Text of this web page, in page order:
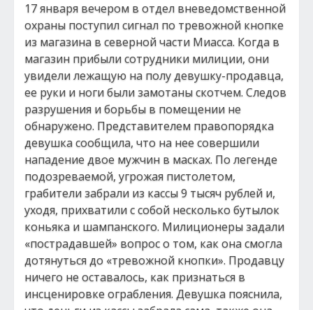
17 января вечером в отдел вневедомственной
охраны поступил сигнал по тревожной кнопке
из магазина в северной части Миасса. Когда в
магазин прибыли сотрудники милиции, они
увидели лежащую на полу девушку-продавца,
ее руки и ноги были замотаны скотчем. Следов
разрушения и борьбы в помещении не
обнаружено. Представителем правопорядка
девушка сообщила, что на нее совершили
нападение двое мужчин в масках. По легенде
подозреваемой, угрожая пистолетом,
грабители забрали из кассы 9 тысяч рублей и,
уходя, прихватили с собой несколько бутылок
коньяка и шампанского. Милиционеры задали
«пострадавшей» вопрос о том, как она смогла
дотянуться до «тревожной кнопки». Продавцу
ничего не оставалось, как признаться в
инсценировке ограбления. Девушка пояснила,